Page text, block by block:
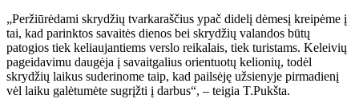
„Peržiūrėdami skrydžių tvarkaraščius ypač didelį dėmesį kreipėme į
tai, kad parinktos savaitės dienos bei skrydžių valandos būtų
patogios tiek keliaujantiems verslo reikalais, tiek turistams. Keleivių
pageidavimu daugėja į savaitgalius orientuotų kelionių, todėl
skrydžių laikus suderinome taip, kad pailsėję užsienyje pirmadienį
vėl laiku galėtumėte sugrįžti į darbus“, – teigia T.Pukšta.